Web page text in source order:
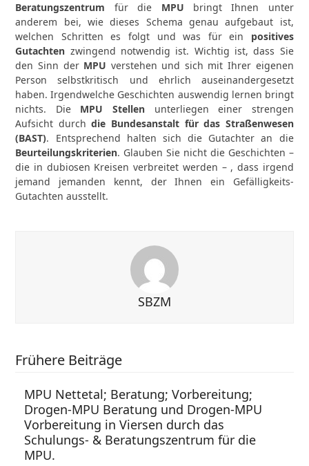
Beratungszentrum für die MPU bringt Ihnen unter
anderem bei, wie dieses Schema genau aufgebaut ist,
welchen Schritten es folgt und was für ein positives
Gutachten zwingend notwendig ist. Wichtig ist, dass Sie
den Sinn der MPU verstehen und sich mit Ihrer eigenen
Person selbstkritisch und ehrlich auseinandergesetzt
haben. Irgendwelche Geschichten auswendig lernen bringt
nichts. Die MPU Stellen unterliegen einer strengen
Aufsicht durchdie Bundesanstalt für das Straßenwesen
(BAST). Entsprechend halten sich die Gutachter an die
Beurteilungskriterien. Glauben Sie nicht die Geschichten –
die in dubiosen Kreisen verbreitet werden – , dass irgend
jemand jemanden kennt, der Ihnen ein Gefälligkeits-
Gutachten ausstellt.
SBZM
Frühere Beiträge
MPU Nettetal; Beratung; Vorbereitung;
Drogen-MPU Beratung und Drogen-MPU
Vorbereitung in Viersen durch das
Schulungs- & Beratungszentrum für die
MPU.